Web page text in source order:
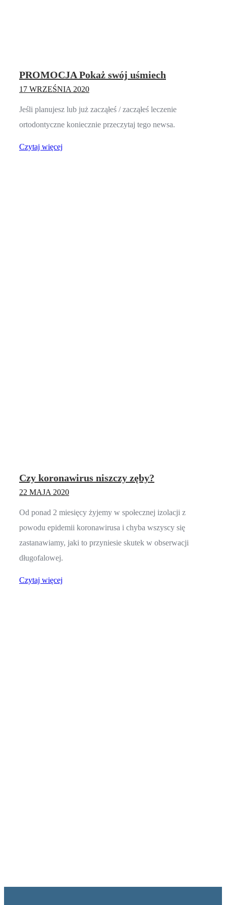
PROMOCJA Pokaż swój uśmiech
17 WRZEŚNIA 2020
Jeśli planujesz lub już zacząłeś / zacząłeś leczenie
ortodontyczne koniecznie przeczytaj tego newsa.
Czytaj więcej
Czy koronawirus niszczy zęby?
22 MAJA 2020
Od ponad 2 miesięcy żyjemy w społecznej izolacji z
powodu epidemii koronawirusa i chyba wszyscy się
zastanawiamy, jaki to przyniesie skutek w obserwacji
długofalowej.
Czytaj więcej